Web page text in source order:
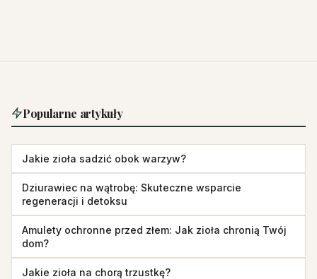
Popularne artykuły
Jakie zioła sadzić obok warzyw?
Dziurawiec na wątrobę: Skuteczne wsparcie
regeneracji i detoksu
Amulety ochronne przed złem: Jak zioła chronią Twój
dom?
Jakie zioła na chorą trzustkę?